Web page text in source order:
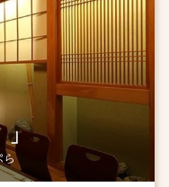
」
ら